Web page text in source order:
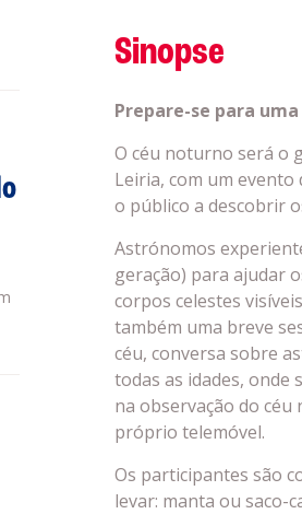
Sinopse
Prepare-se para
O céu noturno será o
Leiria, com um evento
o público a descobrir
Astrónomos
geração) para ajudar
corpos celestes
também uma breve
céu, conversa sobre
todas as idades, onde
na observação do
próprio telemóvel.
Os participantes são
levar: manta ou saco-